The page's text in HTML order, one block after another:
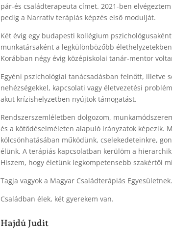
pár-és családterapeuta címet. 2021-ben
pedig a Narratív terápiás képzés első modulját.
Két évig egy budapesti kollégium
munkatársaként a legkülönbözőbb
Korábban négy évig középiskolai tanár-mentor
Egyéni pszichológiai tanácsadásban felnőtt, illetve
nehézségekkel, kapcsolati vagy életvezetési
akut krízishelyzetben nyújtok támogatást.
Rendszerszemléletben dolgozom,
és a kötődéselméleten alapuló irányzatok képezik.
kölcsönhatásában működünk, cselekedeteinkre,
élünk. A terápiás kapcsolatban kerülöm a
Hiszem, hogy életünk legkompetensebb szakértői
Tagja vagyok a Magyar Családterápiás Egyesületnek.
Családban élek, két gyerekem van.
Hajdú Judit